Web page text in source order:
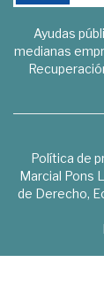
Ayudas
medianas
Política de
Marcial Pons
de Derecho,